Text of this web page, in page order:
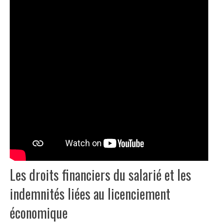
Les droits financiers du salarié et les
indemnités liées au licenciement
économique